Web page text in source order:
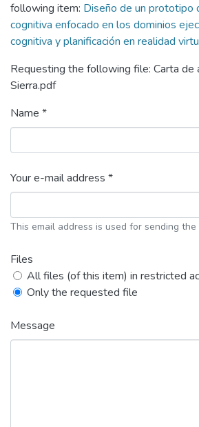
following item: Diseño de un prototipo
cognitiva enfocado en los dominios
cognitiva y planificación en realidad
Requesting the following file: Carta de
Sierra.pdf
Name *
Your e-mail address *
This email address is used for sending the
Files
All files (of this item) in restricted
Only the requested file
Message